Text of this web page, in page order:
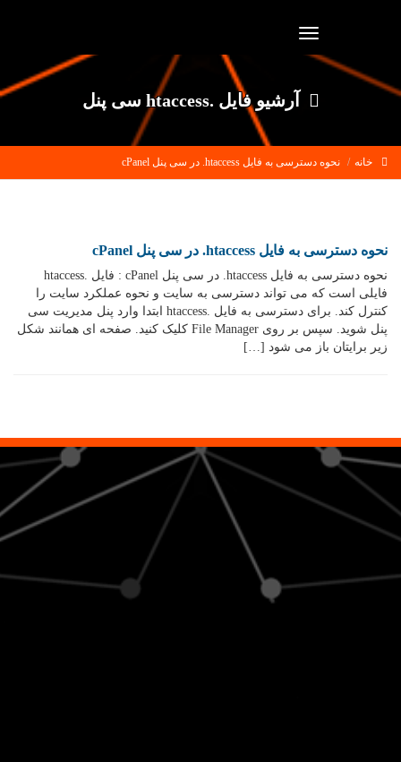
Toggle
navigation
آرشیو فایل .htaccess سی پنل
خانه نحوه دسترسی به فایل htaccess. در سی پنل cPanel
نحوه دسترسی به فایل htaccess. در سی پنل cPanel
نحوه دسترسی به فایل htaccess. در سی پنل cPanel : فایل .htaccess
فایلی است که می تواند دسترسی به سایت و نحوه عملکرد سایت را
کنترل کند. برای دسترسی به فایل .htaccess ابتدا وارد پنل مدیریت سی
پنل شوید. سپس بر روی File Manager کلیک کنید. صفحه ای همانند شکل
زیر برایتان باز می شود […]